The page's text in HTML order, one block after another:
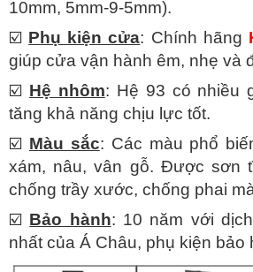
10mm, 5mm-9-5mm).
☑️ Phụ kiện cửa: Chính hãng
giúp cửa vận hành êm, nhẹ và
☑️ Hệ nhôm: Hệ 93 có nhiều
tăng khả năng chịu lực tốt.
☑️ Màu sắc: Các màu phổ
xám, nâu, vân gỗ. Được sơn
chống trầy xước, chống phai
☑️ Bảo hành: 10 năm với
nhất của Á Châu, phụ kiện bảo